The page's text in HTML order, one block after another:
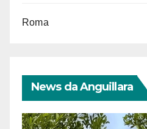
Roma
News da Anguillara